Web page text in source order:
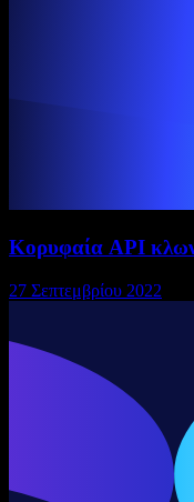
Κορυφαία API
27 Σεπτεμβρίου 2022